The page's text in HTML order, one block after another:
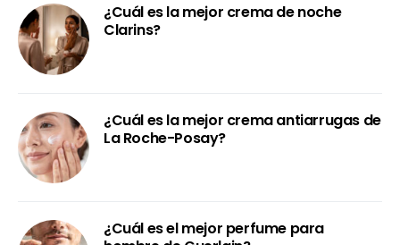
¿Cuál es la mejor crema de noche
Clarins?
¿Cuál es la mejor crema antiarrugas de
La Roche-Posay?
¿Cuál es el mejor perfume para